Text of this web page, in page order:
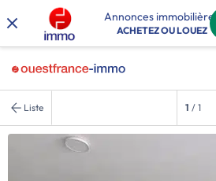
Annonces immobilières
ACHETEZ OU LOUEZ
Liste 1 / 1